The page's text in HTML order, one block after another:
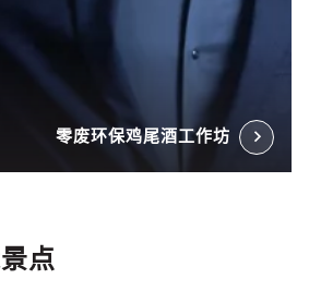
零废环保鸡尾酒工作坊
点